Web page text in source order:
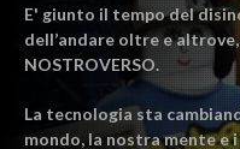
E' giunto il tempo del
dell’andare oltre e
NOSTROVERSO.
La tecnologia sta
mondo, la nostra mente e